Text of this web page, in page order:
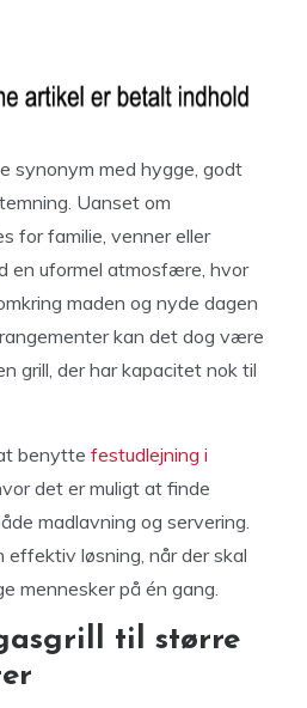
synonym med hygge, godt
Uanset om
for familie, venner eller
en uformel atmosfære, hvor
maden og nyde dagen
kan det dog være
grill, der har kapacitet nok til
benytte festudlejning i
det er muligt at finde
madlavning og servering.
effektiv løsning, når der skal
mennesker på én gang.
til større